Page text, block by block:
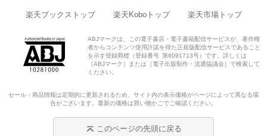
楽天ブックストップ 楽天Koboトップ 楽天市場トップ
ABJマークは、この電子書店・電子書籍配信サービスが、著作権
者からコンテンツ使用許諾を得た正規版配信サービスであること
を示す登録商標（登録番号 第6091713号）です。詳しくは
［ABJマーク］または［電子出版制作・流通協議会］で検索して
ください。
セール・商品情報は定期的に更新されるため、サイト内の表示価格がページによって異なる場
合がございます。最新の価格は買い物かごでご確認ください。
このページの先頭に戻る